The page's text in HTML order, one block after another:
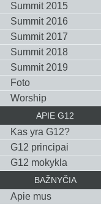
Summit 2015
Summit 2016
Summit 2017
Summit 2018
Summit 2019
Foto
Worship
APIE G12
Kas yra G12?
G12 principai
G12 mokykla
BAŽNYČIA
Apie mus